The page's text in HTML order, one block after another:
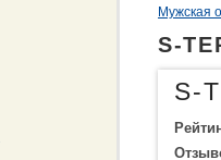
Мужская
S-
S-